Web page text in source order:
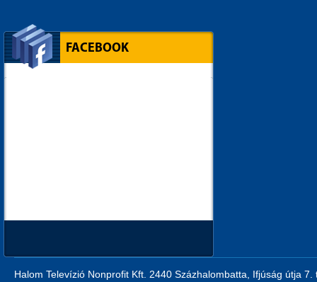
FACEBOOK
Halom Televízió Nonprofit Kft. 2440 Százhalombatta, Ifjúság útja